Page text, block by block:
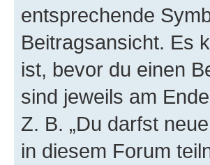
entsprechende
Beitragsansicht. Es
ist, bevor du einen
sind jeweils am
Z. B. „Du darfst
in diesem Forum